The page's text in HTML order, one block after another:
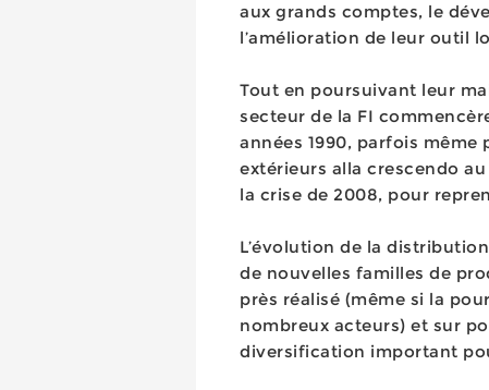
aux grands comptes, le
l’amélioration de leur outil
Tout en poursuivant leur
secteur de la FI
années 1990, parfois
extérieurs alla crescendo
la crise de 2008, pour
L’évolution de la
de nouvelles familles de
près réalisé (même si la
nombreux acteurs) et sur
diversification important